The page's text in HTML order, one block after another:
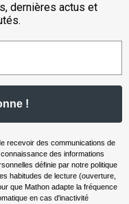
Ces offres
un code avantage.
et Tefal,
ou en
dernières actus et
!
recevoir des communications de
des informations
définie par notre politique
habitudes de lecture (ouverture,
que Mathon adapte la fréquence
en cas d'inactivité